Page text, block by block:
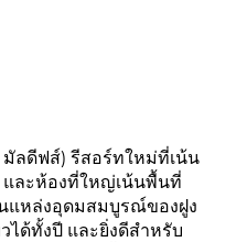
ลดีฟส์) รีสอร์ทใหม่ที่เน้น
ละห้องที่ใหญ่เน้นพื้นที่
แหล่งอุดมสมบูรณ์ของฝูง
ได้ทั้งปี และยิ่งดีสำหรับ